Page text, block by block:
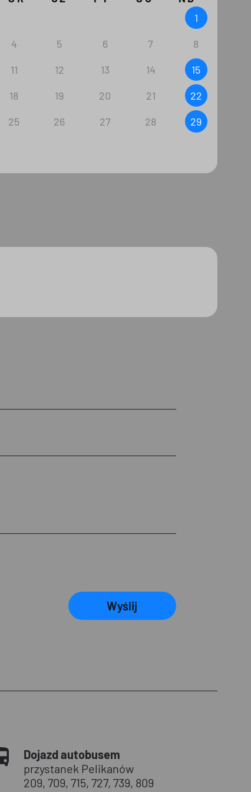
1
4 5 6 7
8
11 12 13 14
15
18 19 20 21
22
25 26 27 28
29
Wyślij
Dojazd autobusem
przystanek Pelikanów
209, 709, 715, 727, 739, 809